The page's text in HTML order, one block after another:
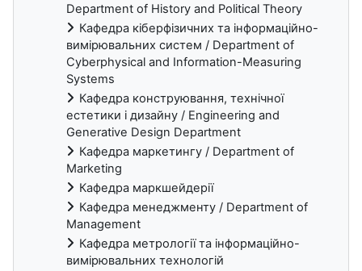
Department of History and Political Theory
Кафедра кіберфізичних та інформаційно-
вимірювальних систем / Department of
Cyberphysical and Information-Measuring
Systems
Кафедра конструювання, технічної
естетики і дизайну / Engineering and
Generative Design Department
Кафедра маркетингу / Department of
Marketing
Кафедра маркшейдерії
Кафедра менеджменту / Department of
Management
Кафедра метрології та інформаційно-
вимірювальних технологій